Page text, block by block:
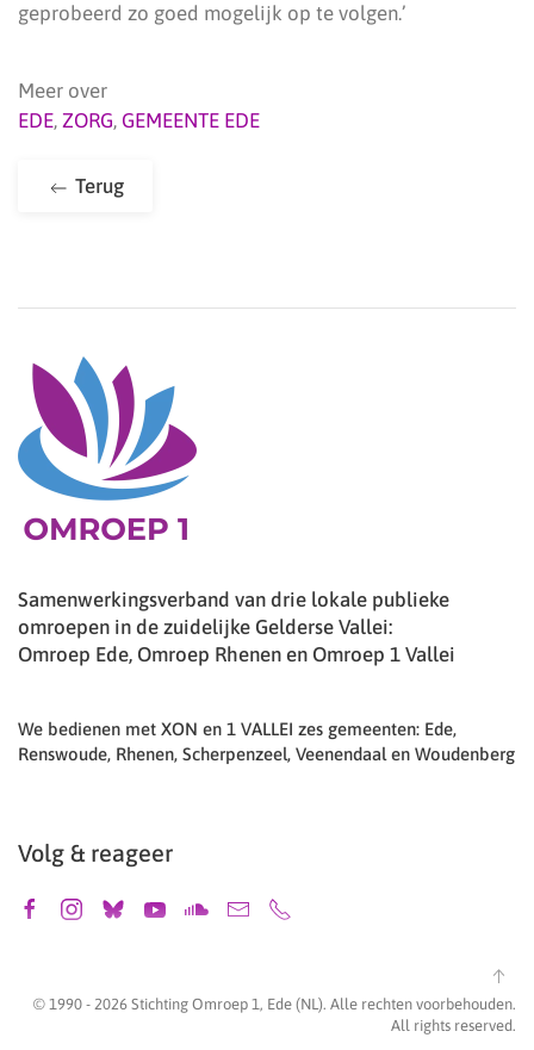
geprobeerd zo goed mogelijk op te volgen.’
Meer over
EDE, ZORG, GEMEENTE EDE
Terug
Samenwerkingsverband van drie lokale publieke
omroepen in de zuidelijke Gelderse Vallei:
Omroep Ede, Omroep Rhenen en Omroep 1 Vallei
We bedienen met XON en 1 VALLEI zes gemeenten: Ede,
Renswoude, Rhenen, Scherpenzeel, Veenendaal en Woudenberg
Volg & reageer
© 1990 - 2026 Stichting Omroep 1, Ede (NL). Alle rechten voorbehouden.
All rights reserved.